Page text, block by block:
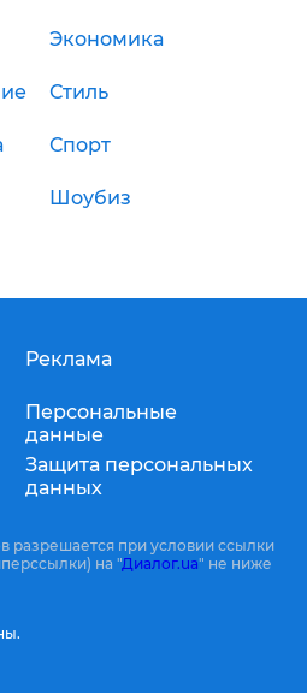
Экономика
Стиль
Спорт
Шоубиз
Реклама
Персональные
данные
Защита персональных
данных
разрешается при условии ссылки
на "Диалог.ua" не ниже